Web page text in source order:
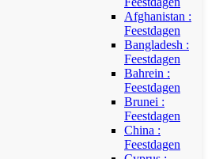
Afghanistan :
Feestdagen
Bangladesh :
Feestdagen
Bahrein :
Feestdagen
Brunei :
Feestdagen
China :
Feestdagen